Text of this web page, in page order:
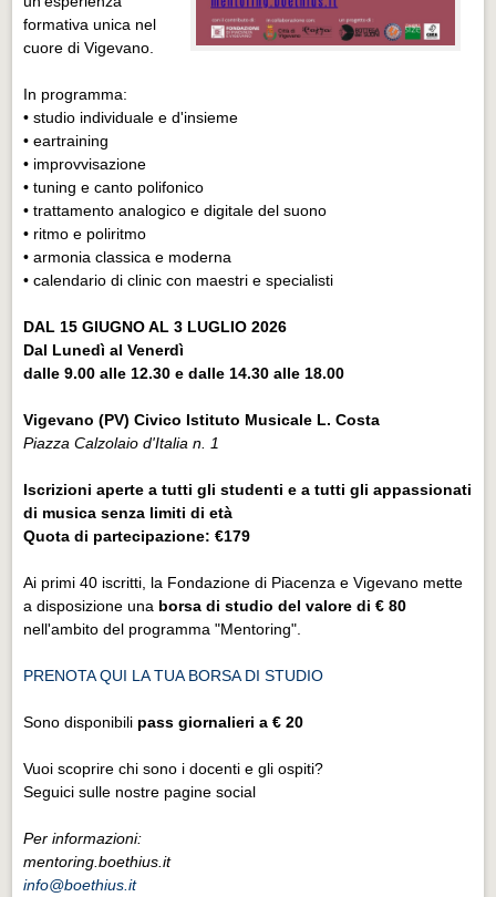
formativa unica nel
cuore di Vigevano.
In programma:
• studio individuale e d'insieme
• eartraining
• improvvisazione
• tuning e canto polifonico
• trattamento analogico e digitale del suono
• ritmo e poliritmo
• armonia classica e moderna
• calendario di clinic con maestri e specialisti
DAL 15 GIUGNO AL 3 LUGLIO 2026
Dal Lunedì al Venerdì
dalle 9.00 alle 12.30 e dalle 14.30 alle 18.00
Vigevano (PV) Civico Istituto Musicale L. Costa
Piazza Calzolaio d'Italia n. 1
Iscrizioni aperte a tutti gli studenti e a tutti gli appassionati
di musica senza limiti di età
Quota di partecipazione: €179
Ai primi 40 iscritti, la Fondazione di Piacenza e Vigevano mette
a disposizione una borsa di studio del valore di € 80
nell'ambito del programma "Mentoring".
PRENOTA QUI LA TUA BORSA DI STUDIO
Sono disponibili pass giornalieri a € 20
Vuoi scoprire chi sono i docenti e gli ospiti?
Seguici sulle nostre pagine social
Per informazioni:
mentoring.boethius.it
info@boethius.it